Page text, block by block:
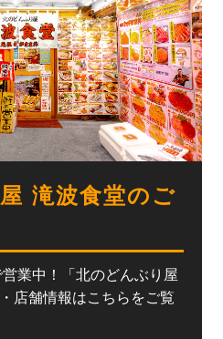
滝波食堂のご
業中！「北のどんぶり屋
店舗情報はこちらをご覧